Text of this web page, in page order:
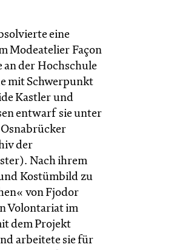
eine
Modeatelier Façon
an der Hochschule
mit Schwerpunkt
Kastler und
entwarf sie unter
Osnabrücker
der
Nach ihrem
Kostümbild zu
von Fjodor
Volontariat im
dem Projekt
arbeitete sie für